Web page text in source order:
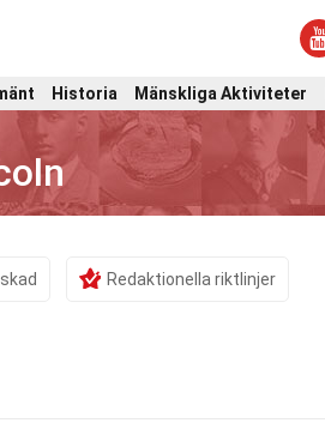
Historia Mänskliga Aktiviteter
Redaktionella riktlinjer